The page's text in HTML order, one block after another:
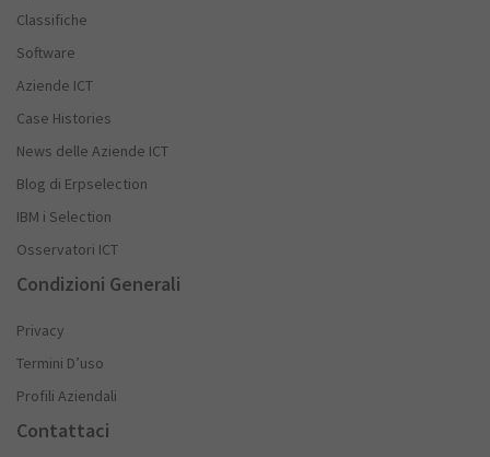
Classifiche
Software
Aziende ICT
Case Histories
News delle Aziende ICT
Blog di Erpselection
IBM i Selection
Osservatori ICT
Condizioni Generali
Privacy
Termini D’uso
Profili Aziendali
Contattaci